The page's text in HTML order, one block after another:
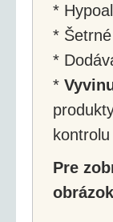
*
*
*
*
Pre